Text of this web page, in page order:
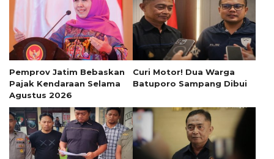
Pemprov Jatim Bebaskan
Pajak Kendaraan Selama
Agustus 2026
Curi Motor! Dua Warga
Batuporo Sampang Dibui